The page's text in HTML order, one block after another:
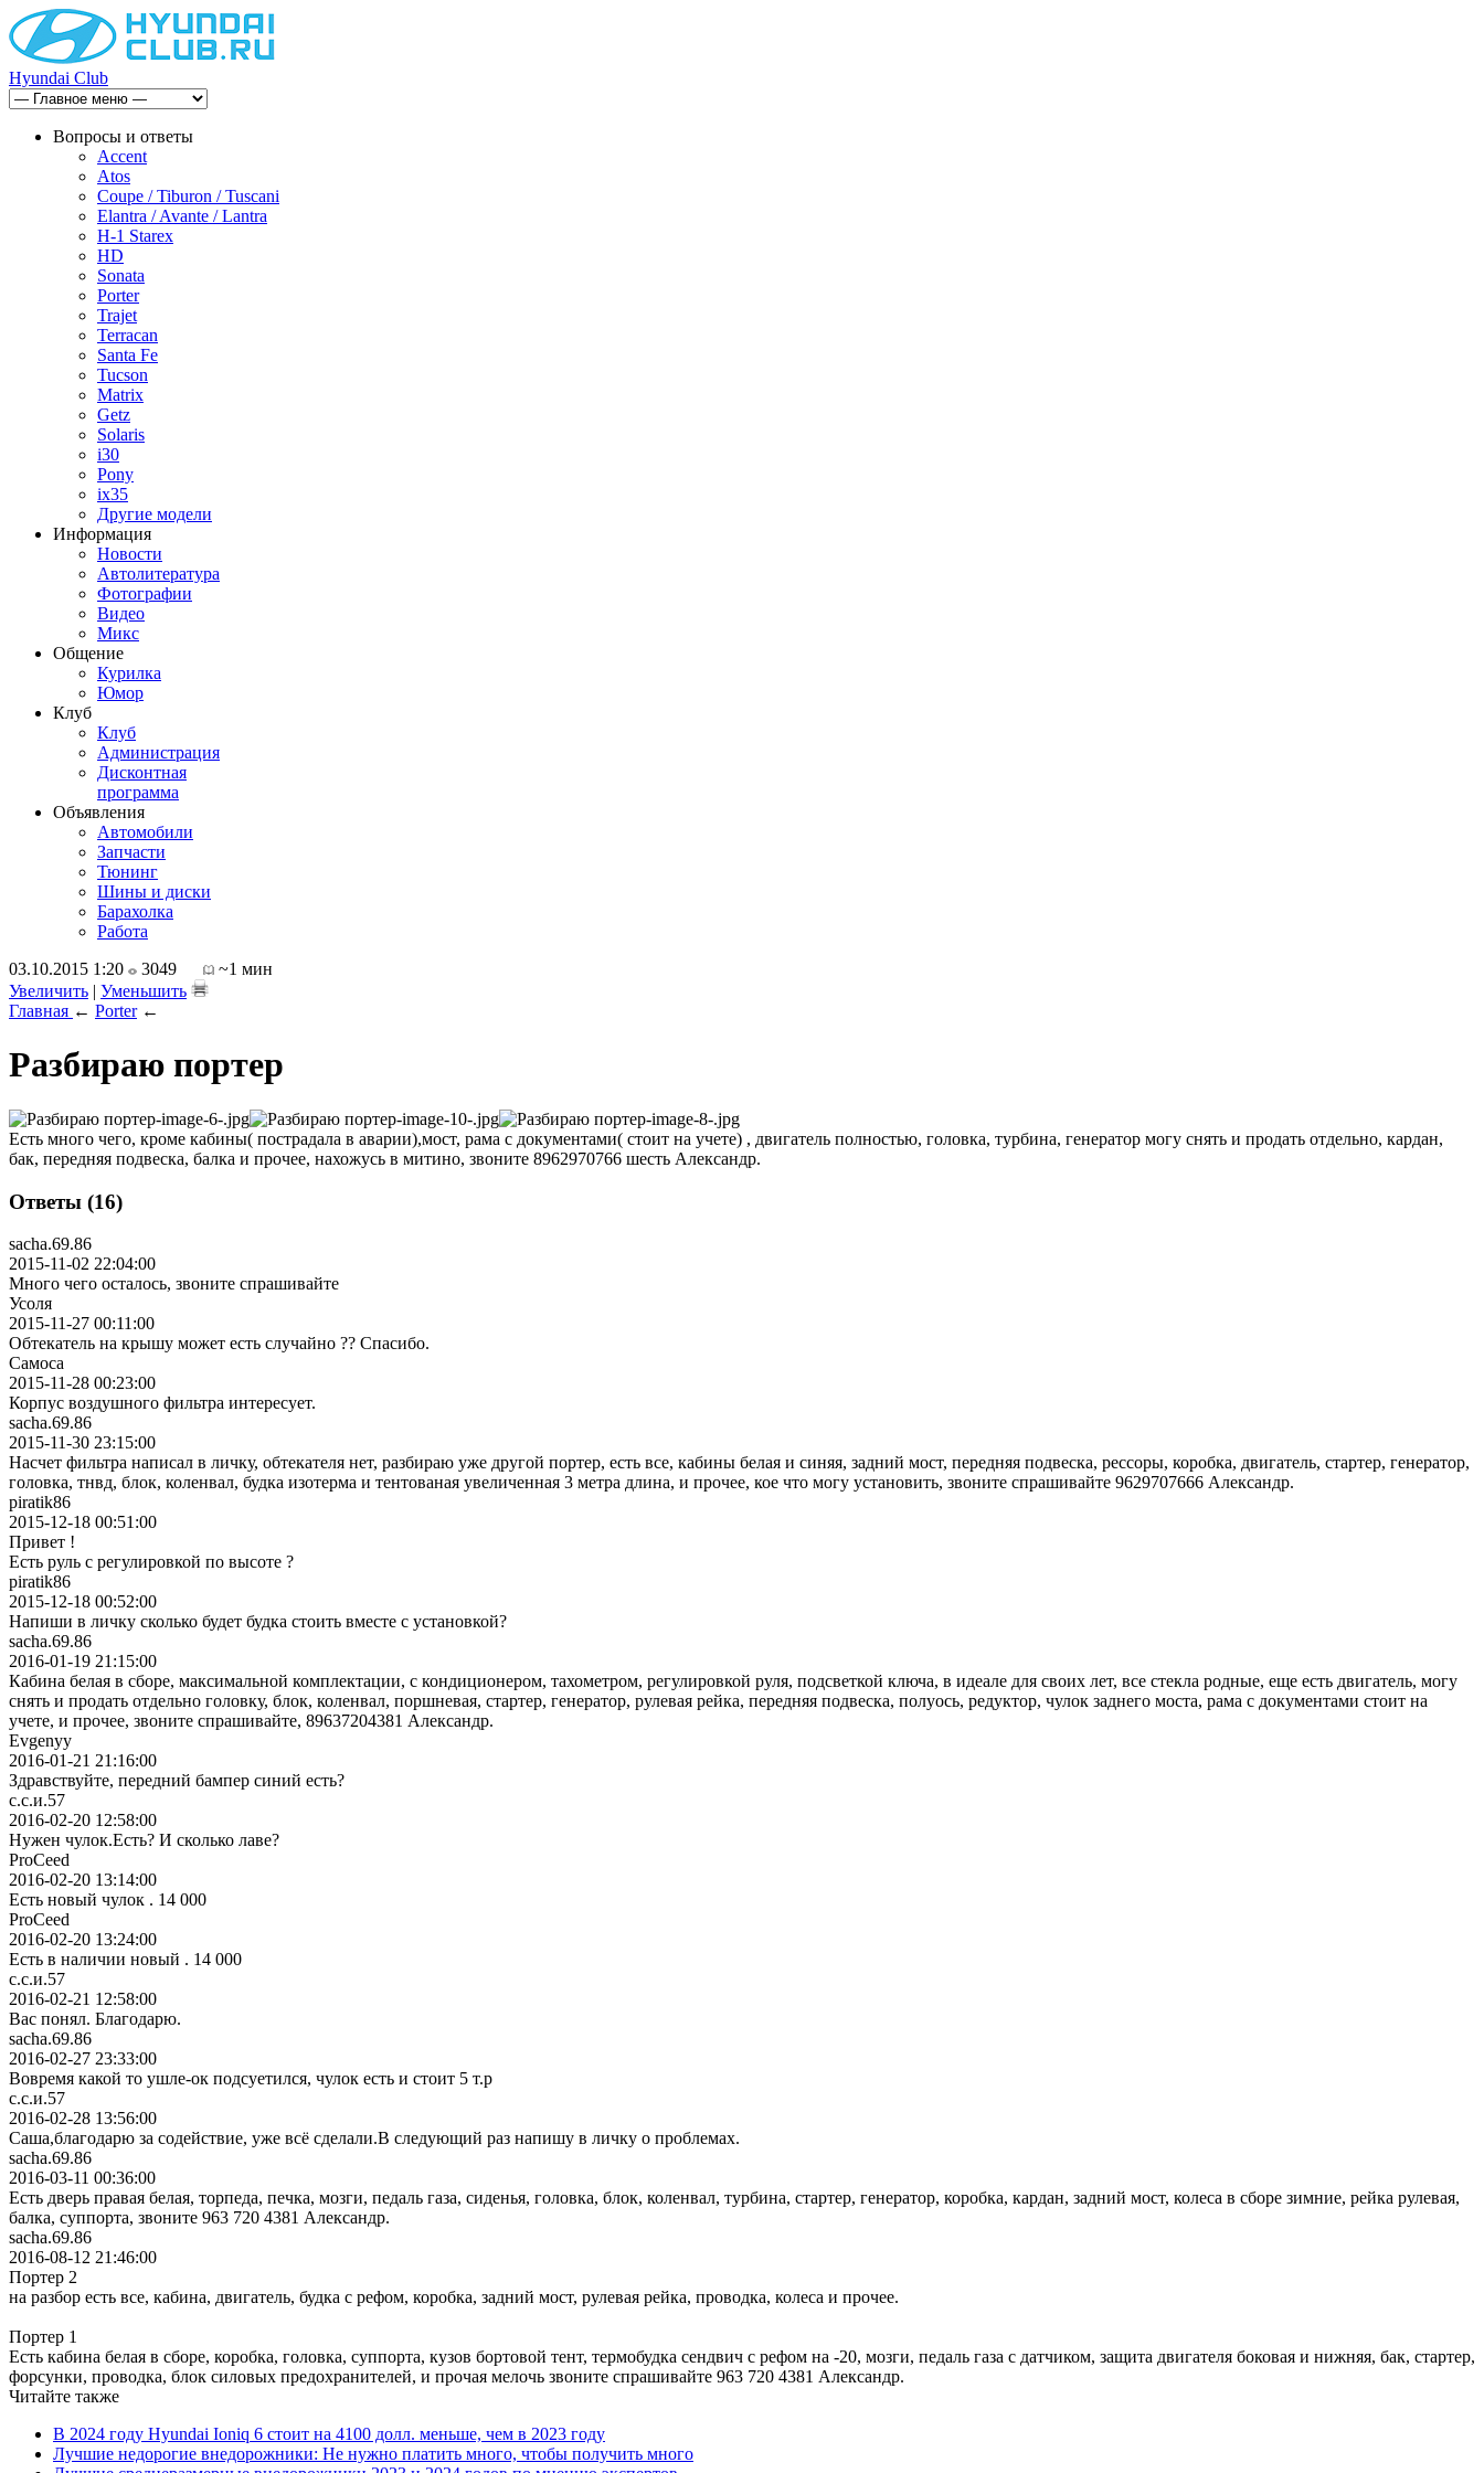
Hyundai Club
Вопросы и ответы
Accent
Atos
Coupe / Tiburon / Tuscani
Elantra / Avante / Lantra
H-1 Starex
HD
Sonata
Porter
Trajet
Terracan
Santa Fe
Tucson
Matrix
Getz
Solaris
i30
Pony
ix35
Другие модели
Информация
Новости
Автолитература
Фотографии
Видео
Микс
Общение
Курилка
Юмор
Клуб
Клуб
Администрация
Дисконтная
программа
Объявления
Автомобили
Запчасти
Тюнинг
Шины и диски
Барахолка
Работа
03.10.2015 1:20
3049
~1 мин
Увеличить | Уменьшить
Главная ← Porter←
Разбираю портер
Есть много чего, кроме кабины( пострадала в аварии),мост, рама с документами( стоит на учете) , двигатель полностью, головка, турбина, генератор могу снять и продать отдельно, кардан,
бак, передняя подвеска, балка и прочее, нахожусь в митино, звоните 8962970766 шесть Александр.
Ответы (16)
sacha.69.86
2015-11-02 22:04:00
Много чего осталось, звоните спрашивайте
Усоля
2015-11-27 00:11:00
Обтекатель на крышу может есть случайно ?? Спасибо.
Самоса
2015-11-28 00:23:00
Корпус воздушного фильтра интересует.
sacha.69.86
2015-11-30 23:15:00
Насчет фильтра написал в личку, обтекателя нет, разбираю уже другой портер, есть все, кабины белая и синяя, задний мост, передняя подвеска, рессоры, коробка, двигатель, стартер, генератор,
головка, тнвд, блок, коленвал, будка изотерма и тентованая увеличенная 3 метра длина, и прочее, кое что могу установить, звоните спрашивайте 9629707666 Александр.
piratik86
2015-12-18 00:51:00
Привет !
Есть руль с регулировкой по высоте ?
piratik86
2015-12-18 00:52:00
Напиши в личку сколько будет будка стоить вместе с установкой?
sacha.69.86
2016-01-19 21:15:00
Кабина белая в сборе, максимальной комплектации, с кондиционером, тахометром, регулировкой руля, подсветкой ключа, в идеале для своих лет, все стекла родные, еще есть двигатель, могу
снять и продать отдельно головку, блок, коленвал, поршневая, стартер, генератор, рулевая рейка, передняя подвеска, полуось, редуктор, чулок заднего моста, рама с документами стоит на
учете, и прочее, звоните спрашивайте, 89637204381 Александр.
Evgenyy
2016-01-21 21:16:00
Здравствуйте, передний бампер синий есть?
с.с.и.57
2016-02-20 12:58:00
Нужен чулок.Есть? И сколько лаве?
ProCeed
2016-02-20 13:14:00
Есть новый чулок . 14 000
ProCeed
2016-02-20 13:24:00
Есть в наличии новый . 14 000
с.с.и.57
2016-02-21 12:58:00
Вас понял. Благодарю.
sacha.69.86
2016-02-27 23:33:00
Вовремя какой то ушле-ок подсуетился, чулок есть и стоит 5 т.р
с.с.и.57
2016-02-28 13:56:00
Саша,благодарю за содействие, уже всё сделали.В следующий раз напишу в личку о проблемах.
sacha.69.86
2016-03-11 00:36:00
Есть дверь правая белая, торпеда, печка, мозги, педаль газа, сиденья, головка, блок, коленвал, турбина, стартер, генератор, коробка, кардан, задний мост, колеса в сборе зимние, рейка рулевая,
балка, суппорта, звоните 963 720 4381 Александр.
sacha.69.86
2016-08-12 21:46:00
Портер 2
на разбор есть все, кабина, двигатель, будка с рефом, коробка, задний мост, рулевая рейка, проводка, колеса и прочее.
Портер 1
Есть кабина белая в сборе, коробка, головка, суппорта, кузов бортовой тент, термобудка сендвич с рефом на -20, мозги, педаль газа с датчиком, защита двигателя боковая и нижняя, бак, стартер,
форсунки, проводка, блок силовых предохранителей, и прочая мелочь звоните спрашивайте 963 720 4381 Александр.
Читайте также
В 2024 году Hyundai Ioniq 6 стоит на 4100 долл. меньше, чем в 2023 году
Лучшие недорогие внедорожники: Не нужно платить много, чтобы получить много